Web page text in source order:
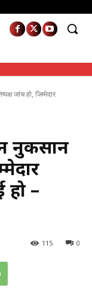
जांच हो, जिम्मेदार
नुकसान
हो –
0
115